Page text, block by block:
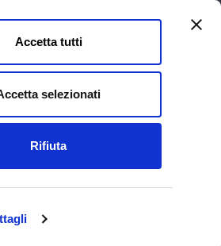
Accetta tutti
selezionati
Rifiuta
Seguici su Pagina